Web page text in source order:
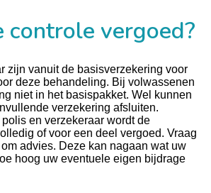
controle vergoed?
zijn vanuit de basisverzekering voor
deze behandeling. Bij volwassenen
niet in het basispakket. Wel kunnen
verzekering afsluiten.
en verzekeraar wordt de
of voor een deel vergoed. Vraag
advies. Deze kan nagaan wat uw
hoog uw eventuele eigen bijdrage